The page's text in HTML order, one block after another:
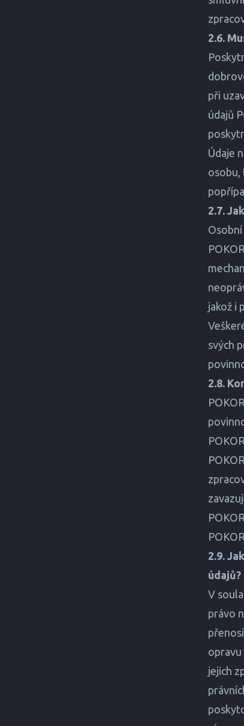
2.6.
při
údajů
Údaje
osobu,
2.7.
jakož i
svých
2.8.
2.9.
údajů?
V
právo
opravu
jejich